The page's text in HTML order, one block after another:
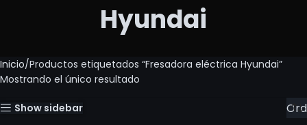
Hyundai
Inicio Productos etiquetados “Fresadora eléctrica Hyundai”
Mostrando el único resultado
Show sidebar